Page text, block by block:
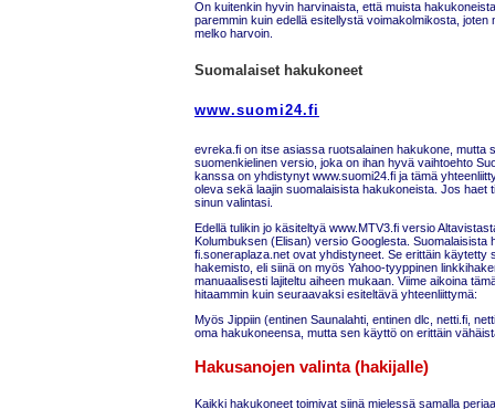
On kuitenkin hyvin harvinaista, että muista
paremmin kuin edellä esitellystä voimakolmikosta, joten
melko harvoin.
Suomalaiset hakukoneet
www.suomi24.fi
evreka.fi on itse asiassa ruotsalainen hakukone, mutta
suomenkielinen versio, joka on ihan hyvä vaihtoehto
kanssa on yhdistynyt www.suomi24.fi ja tämä
oleva sekä laajin suomalaisista hakukoneista. Jos haet
sinun valintasi.
Edellä tulikin jo käsiteltyä www.MTV3.fi versio
Kolumbuksen (Elisan) versio Googlesta. Suomalaisista
fi.soneraplaza.net ovat yhdistyneet. Se erittäin käytetty
hakemisto, eli siinä on myös Yahoo-tyyppinen
manuaalisesti lajiteltu aiheen mukaan. Viime aikoina
hitaammin kuin seuraavaksi esiteltävä yhteenliittymä:
Myös Jippiin (entinen Saunalahti, entinen dlc, netti.fi,
oma hakukoneensa, mutta sen käyttö on erittäin
Hakusanojen valinta (hakijalle)
Kaikki hakukoneet toimivat siinä mielessä samalla